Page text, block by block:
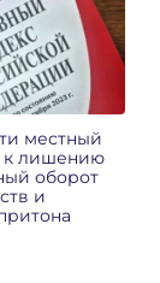
местный
к лишению
оборот
и